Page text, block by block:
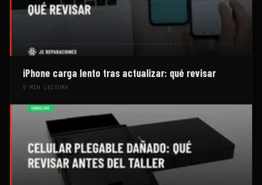
iPhone carga lento tras actualizar: qué revisar
5 MIN LECTURA